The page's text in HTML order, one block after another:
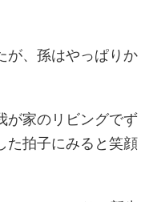
が、孫はやっぱりか
が家のリビングでず
た拍子にみると笑顔